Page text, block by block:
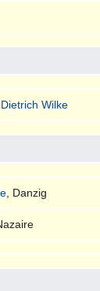
Wilke
, Danzig